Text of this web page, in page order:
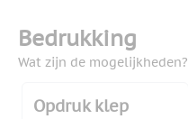
Bedrukking
Wat zijn de mogelijkheden?
Opdruk klep